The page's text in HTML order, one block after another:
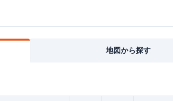
地図から探す